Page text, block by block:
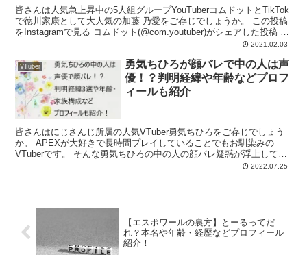
皆さんは人気急上昇中の5人組グループYouTuberコムドットとTikTok
で徳川家康として大人気の加藤 乃愛をご存じでしょうか。 この投稿
をInstagramで見る コムドット(@com.youtuber)がシェアした投稿 こ
2021.02.03
VTuber
勇気ちひろが顔バレで中の人は声
優！？判明経緯や年齢などプロフ
ィールも紹介
皆さんはにじさんじ所属の人気VTuber勇気ちひろをご存じでしょう
か。 APEXが大好きで長時間プレイしていることでもお馴染みの
VTuberです。 そんな勇気ちひろの中の人の顔バレ疑惑が浮上してい
2022.07.25
【エスポワールの裏方】とーるってだ
れ？本名や年齢・経歴などプロフィール
紹介！